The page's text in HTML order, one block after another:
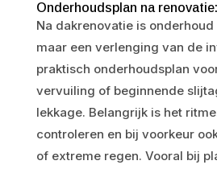
Onderhoudsplan na
Na dakrenovatie is
maar een verlenging van de
praktisch onderhoudsplan
vervuiling of beginnende
lekkage. Belangrijk is het
controleren en bij voorkeur
of extreme regen. Vooral bij